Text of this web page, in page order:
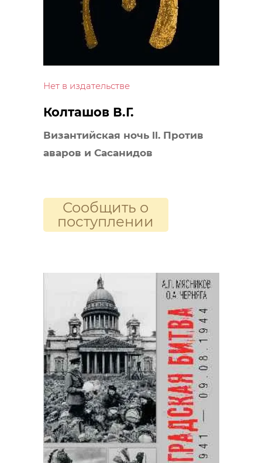
Нет в издательстве
Колташов В.Г.
Византийская ночь ll. Против
аваров и Сасанидов
Сообщить о
поступлении